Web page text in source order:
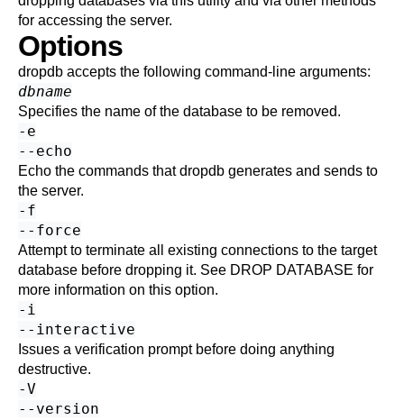
for accessing the server.
Options
dropdb accepts the following command-line arguments:
dbname
Specifies the name of the database to be removed.
-e
--echo
Echo the commands thatdropdb generates and sends to
the server.
-f
--force
Attempt to terminate all existing connections to the target
database before dropping it. See DROP DATABASE for
more information on this option.
-i
--interactive
Issues a verification prompt before doing anything
destructive.
-V
--version